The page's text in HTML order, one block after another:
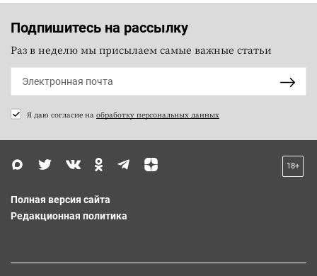
Подпишитесь на рассылку
Раз в неделю мы присылаем самые важные статьи
Я даю согласие на обработку персональных данных
18+
Полная версия сайта
Редакционная политика